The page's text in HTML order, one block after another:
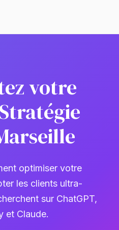
votre
optimiser votre
les clients ultra-
sur ChatGPT,
et Claude.